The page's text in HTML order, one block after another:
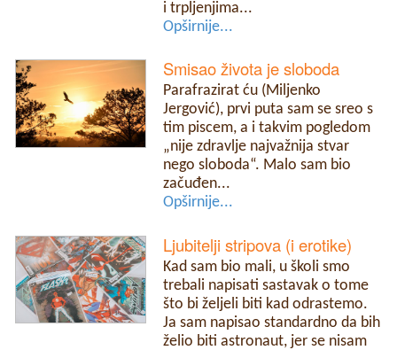
i trpljenjima...
Opširnije...
Smisao života je sloboda
Parafrazirat ću (Miljenko
Jergović), prvi puta sam se sreo s
tim piscem, a i takvim pogledom
„nije zdravlje najvažnija stvar
nego sloboda“. Malo sam bio
začuđen...
Opširnije...
Ljubitelji stripova (i erotike)
Kad sam bio mali, u školi smo
trebali napisati sastavak o tome
što bi željeli biti kad odrastemo.
Ja sam napisao standardno da bih
želio biti astronaut, jer se nisam